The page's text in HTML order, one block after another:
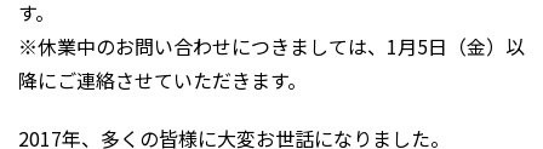
す。
※休業中のお問い合わせにつきましては、1月5日（金）以
降にご連絡させていただきます。
2017年、多くの皆様に大変お世話になりました。